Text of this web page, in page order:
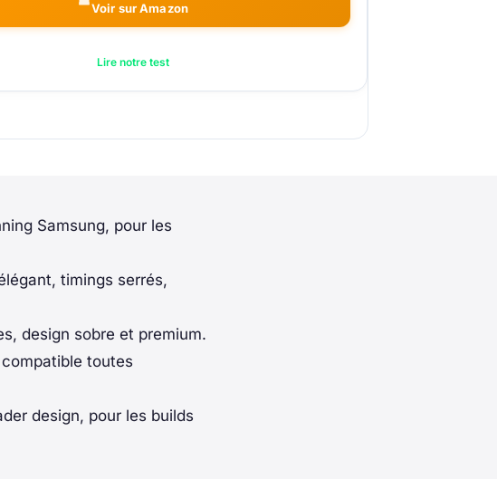
Voir sur Amazon
Lire notre test
Samsung, pour les
timings serrés,
design sobre et premium.
toutes
design, pour les builds